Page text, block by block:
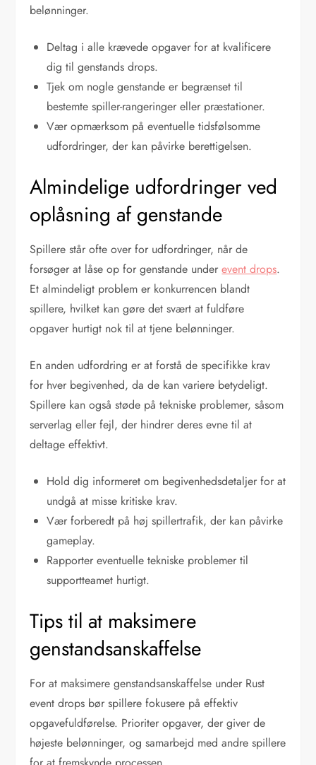
belønninger.
Deltag i alle krævede opgaver for at kvalificere
dig til genstands drops.
Tjek om nogle genstande er begrænset til
bestemte spiller-rangeringer eller præstationer.
Vær opmærksom på eventuelle tidsfølsomme
udfordringer, der kan påvirke berettigelsen.
Almindelige udfordringer ved
oplåsning af genstande
Spillere står ofte over for udfordringer, når de
forsøger at låse op for genstande underevent drops.
Et almindeligt problem er konkurrencen blandt
spillere, hvilket kan gøre det svært at fuldføre
opgaver hurtigt nok til at tjene belønninger.
En anden udfordring er at forstå de specifikke krav
for hver begivenhed, da de kan variere betydeligt.
Spillere kan også støde på tekniske problemer, såsom
serverlag eller fejl, der hindrer deres evne til at
deltage effektivt.
Hold dig informeret om begivenhedsdetaljer for at
undgå at misse kritiske krav.
Vær forberedt på høj spillertrafik, der kan påvirke
gameplay.
Rapporter eventuelle tekniske problemer til
supportteamet hurtigt.
Tips til at maksimere
genstandsanskaffelse
For at maksimere genstandsanskaffelse under Rust
event drops bør spillere fokusere på effektiv
opgavefuldførelse. Prioriter opgaver, der giver de
højeste belønninger, og samarbejd med andre spillere